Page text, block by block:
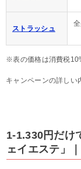
ストラッシュ
※表の価格は消費税
キャンペーンの詳しい
1-1.330円だけ
ェイエステ」